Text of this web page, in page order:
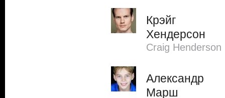
Крэйг
Хендерсон
Craig Henderson
Александр
Марш